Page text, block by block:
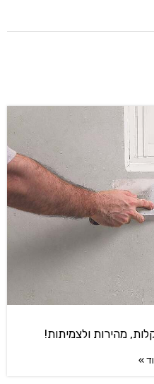
מהירות ולצמיתות!
»